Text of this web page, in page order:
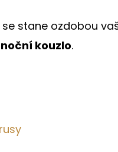
stane ozdobou
kouzlo.